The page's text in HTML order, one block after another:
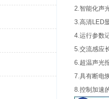
2.智能化声
3.高清LED
4.运行参数
5.交流感应
6.超温声光
7.具有断电
8.控制加速